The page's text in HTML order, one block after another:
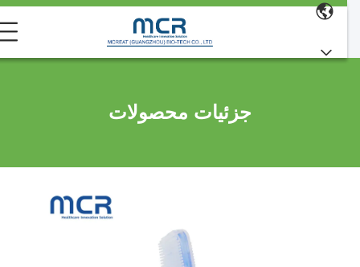
جزئیات محصولات